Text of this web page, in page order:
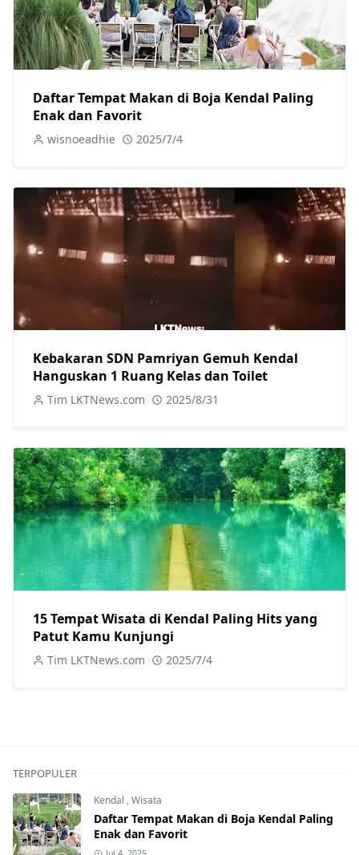
Daftar Tempat Makan di Boja Kendal Paling
Enak dan Favorit
wisnoeadhie 2025/7/4
Kebakaran SDN Pamriyan Gemuh Kendal
Hanguskan 1 Ruang Kelas dan Toilet
Tim LKTNews.com 2025/8/31
15 Tempat Wisata di Kendal Paling Hits yang
Patut Kamu Kunjungi
Tim LKTNews.com 2025/7/4
TERPOPULER
Kendal ,Wisata
Daftar Tempat Makan di Boja Kendal Paling
Enak dan Favorit